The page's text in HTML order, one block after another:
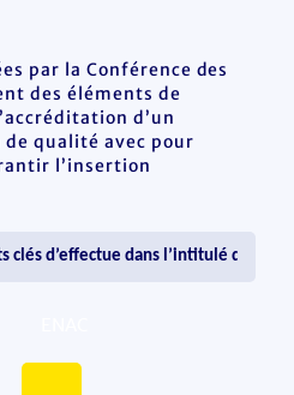
par la Conférence des
des éléments de
d’un
qualité avec pour
l’insertion